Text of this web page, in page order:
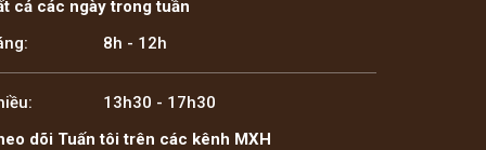
cả các ngày trong tuần
8h - 12h
13h30 - 17h30
dõi Tuấn tôi trên các kênh MXH